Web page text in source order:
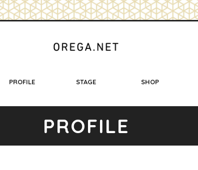
PROFILE STAGE SHOP
PROFILE